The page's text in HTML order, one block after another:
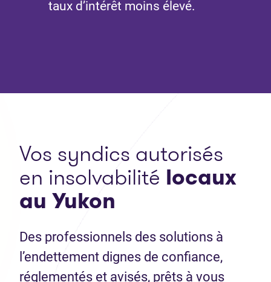
taux d’intérêt moins élevé.
Vos syndics autorisés
en insolvabilité locaux
au Yukon
Des professionnels des solutions à
l’endettement dignes de confiance,
réglementés et avisés, prêts à vous